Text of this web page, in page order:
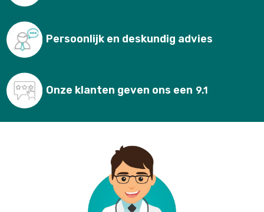
Persoonlijk en deskundig advies
Onze klanten geven ons een 9.1